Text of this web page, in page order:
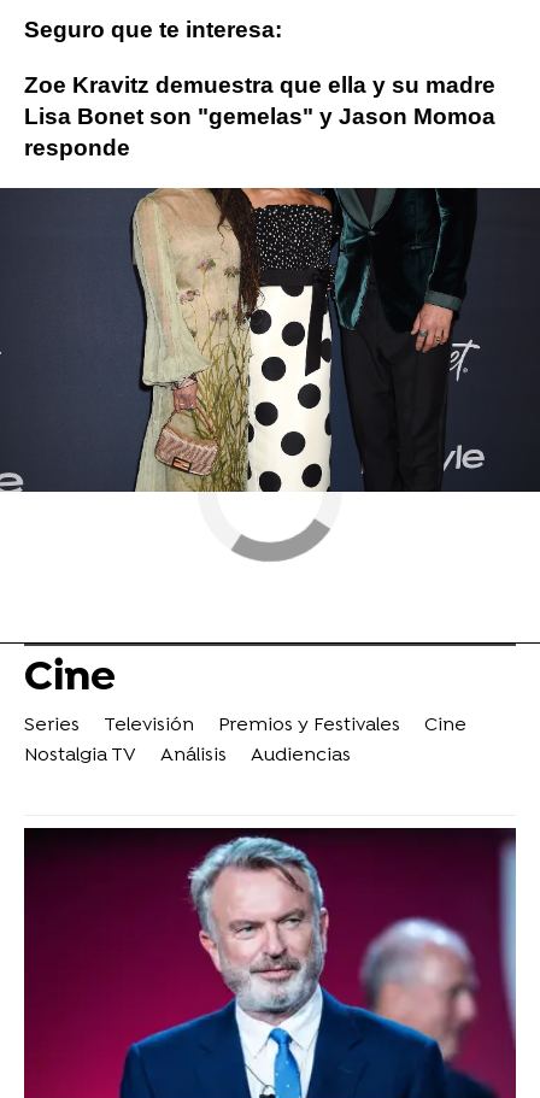
Seguro que te interesa:
Zoe Kravitz demuestra que ella y su madre
Lisa Bonet son "gemelas" y Jason Momoa
responde
Lisa Bonet Jason Momoa
» Cine
Cine
Series Televisión Premios y Festivales
Cine
Nostalgia TV
Análisis Audiencias